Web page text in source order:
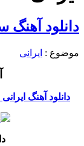
دانلود آهنگ
موضوع : ایرانی
دانلود آهنگ